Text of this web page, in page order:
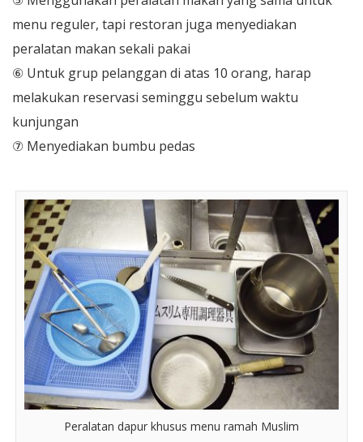
menu reguler, tapi restoran juga menyediakan
peralatan makan sekali pakai
⑥ Untuk grup pelanggan di atas 10 orang, harap
melakukan reservasi seminggu sebelum waktu
kunjungan
⑦ Menyediakan bumbu pedas
Peralatan dapur khusus menu ramah Muslim